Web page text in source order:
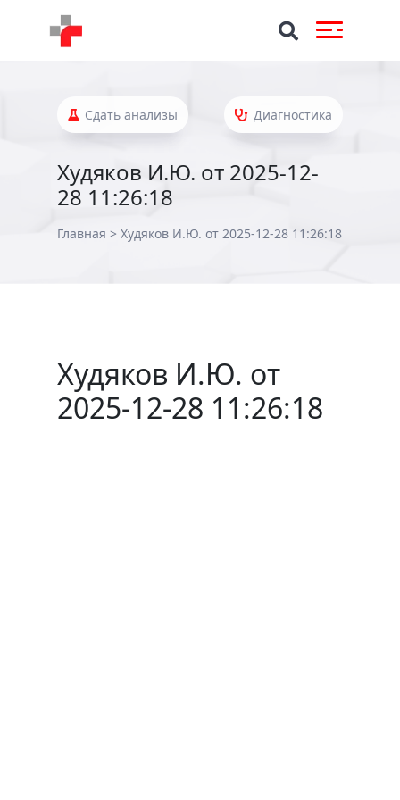
Сдать анализы Диагностика
Худяков И.Ю. от 2025-12-
28 11:26:18
Главная > Худяков И.Ю. от 2025-12-28 11:26:18
Худяков И.Ю. от
2025-12-28 11:26:18